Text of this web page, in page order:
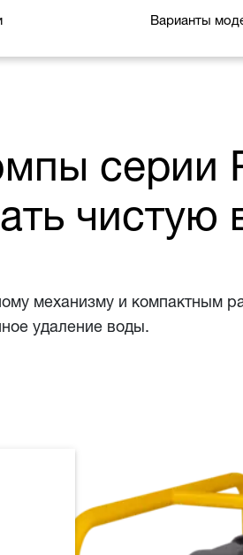
Варианты
серии
чистую
механизму и компактным
удаление воды.